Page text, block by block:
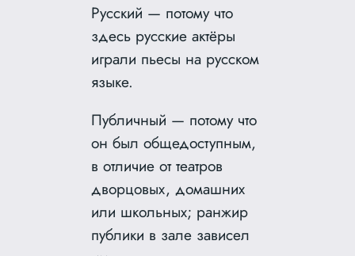
Русский — потому что
здесь русские актёры
играли пьесы на русском
языке.
Публичный — потому что
он был общедоступным,
в отличие от театров
дворцовых, домашних
или школьных; ранжир
публики в зале зависел